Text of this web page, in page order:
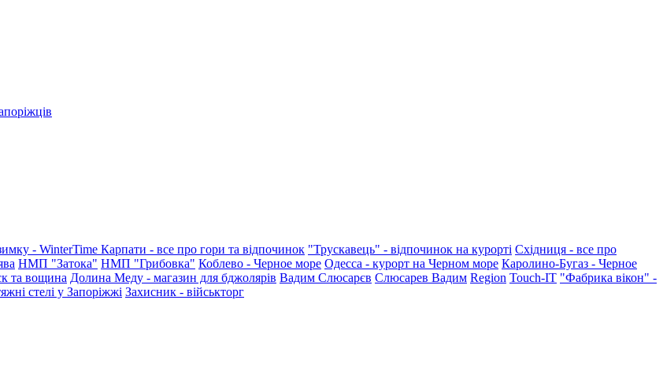
- WinterTime Карпати - все про гори та відпочинок "Трускавець" - відпочинок на курорті Східниця - все про
НМП "Затока" НМП "Грибовка" Коблево - Черное море Одесса - курорт на Черном море Каролино-Бугаз - Черное
та вощина Долина Меду - магазин для бджолярів Вадим Слюсарєв Слюсарев Вадим Region Touch-IT "Фабрика вікон" -
стелі у Запоріжжі Захисник - військторг